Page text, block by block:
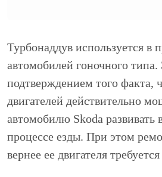
Турбонаддув используется в
автомобилей гоночного типа.
подтверждением того факта,
двигателей действительно
автомобилю Skoda развивать
процессе езды. При этом
вернее ее двигателя